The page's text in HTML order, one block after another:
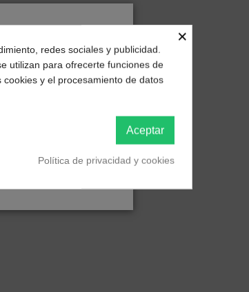
tu pedido?
los precios e
región.
×
redes sociales y publicidad.
utilizan para ofrecerte funciones de
y el procesamiento de datos
Aceptar
Política de privacidad y cookies